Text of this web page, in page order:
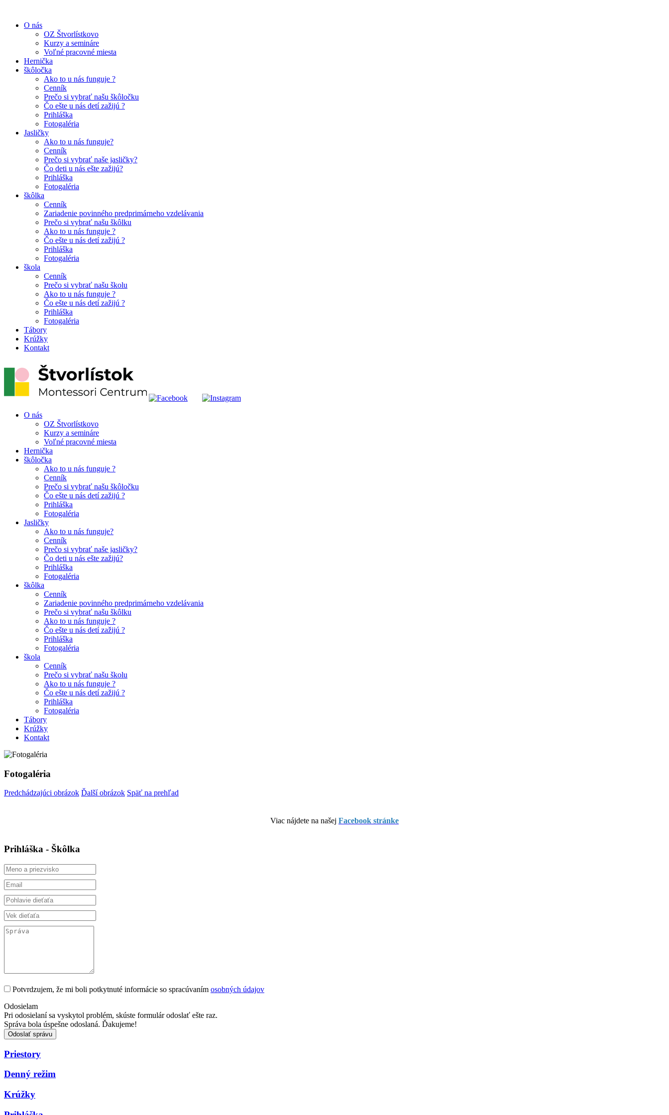
O nás
OZ Štvorlístkovo
Kurzy a semináre
Voľné pracovné miesta
Hernička
škôločka
Ako to u nás funguje ?
Cenník
Prečo si vybrať našu škôločku
Čo ešte u nás detí zažijú ?
Prihláška
Fotogaléria
Jasličky
Ako to u nás funguje?
Cenník
Prečo si vybrať naše jasličky?
Čo deti u nás ešte zažijú?
Prihláška
Fotogaléria
škôlka
Cenník
Zariadenie povinného predprimárneho vzdelávania
Prečo si vybrať našu škôlku
Ako to u nás funguje ?
Čo ešte u nás detí zažijú ?
Prihláška
Fotogaléria
škola
Cenník
Prečo si vybrať našu školu
Ako to u nás funguje ?
Čo ešte u nás detí zažijú ?
Prihláška
Fotogaléria
Tábory
Krúžky
Kontakt
O nás
OZ Štvorlístkovo
Kurzy a semináre
Voľné pracovné miesta
Hernička
škôločka
Ako to u nás funguje ?
Cenník
Prečo si vybrať našu škôločku
Čo ešte u nás detí zažijú ?
Prihláška
Fotogaléria
Jasličky
Ako to u nás funguje?
Cenník
Prečo si vybrať naše jasličky?
Čo deti u nás ešte zažijú?
Prihláška
Fotogaléria
škôlka
Cenník
Zariadenie povinného predprimárneho vzdelávania
Prečo si vybrať našu škôlku
Ako to u nás funguje ?
Čo ešte u nás detí zažijú ?
Prihláška
Fotogaléria
škola
Cenník
Prečo si vybrať našu školu
Ako to u nás funguje ?
Čo ešte u nás detí zažijú ?
Prihláška
Fotogaléria
Tábory
Krúžky
Kontakt
Fotogaléria
Predchádzajúci obrázok Ďalší obrázok Späť na prehľad
Viac nájdete na našej Facebook stránke
Prihláška - Škôlka
Potvrdzujem, že mi boli potkytnuté informácie so spracúvaním osobných údajov
Odosielam
Pri odosielaní sa vyskytol problém, skúste formulár odoslať ešte raz.
Správa bola úspešne odoslaná. Ďakujeme!
Odoslať správu
Priestory
Denný režim
Krúžky